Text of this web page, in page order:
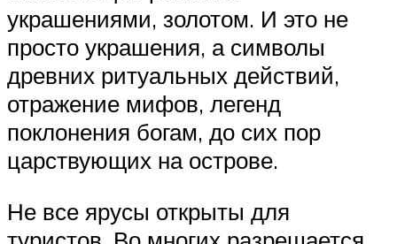
украшениями, золотом. И это не
просто украшения, а символы
древних ритуальных действий,
отражение мифов, легенд
поклонения богам, до сих пор
царствующих на острове.
Не все ярусы открыты для